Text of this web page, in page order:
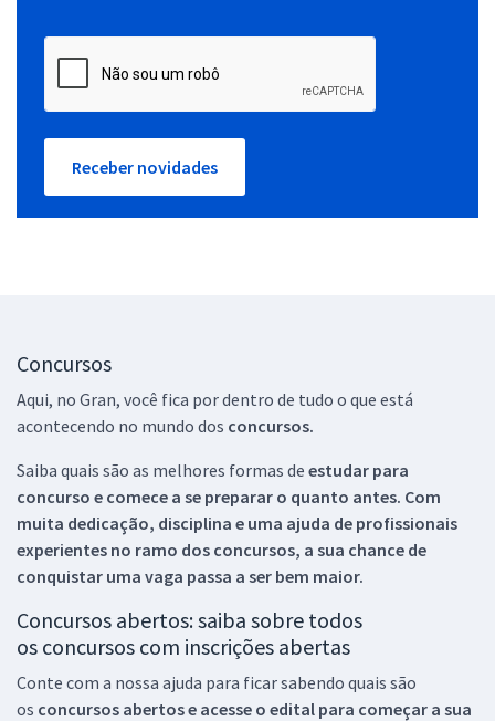
Receber novidades
Concursos
Aqui, no Gran, você fica por dentro de tudo o que está
acontecendo no mundo dos concursos.
Saiba quais são as melhores formas de estudar para
concurso e comece a se preparar o quanto antes. Com
muita dedicação, disciplina e uma ajuda de profissionais
experientes no ramo dos concursos, a sua chance de
conquistar uma vaga passa a ser bem maior.
Concursos abertos: saiba sobre todos
os concursos com inscrições abertas
Conte com a nossa ajuda para ficar sabendo quais são
os concursos abertos e acesse o edital para começar a sua